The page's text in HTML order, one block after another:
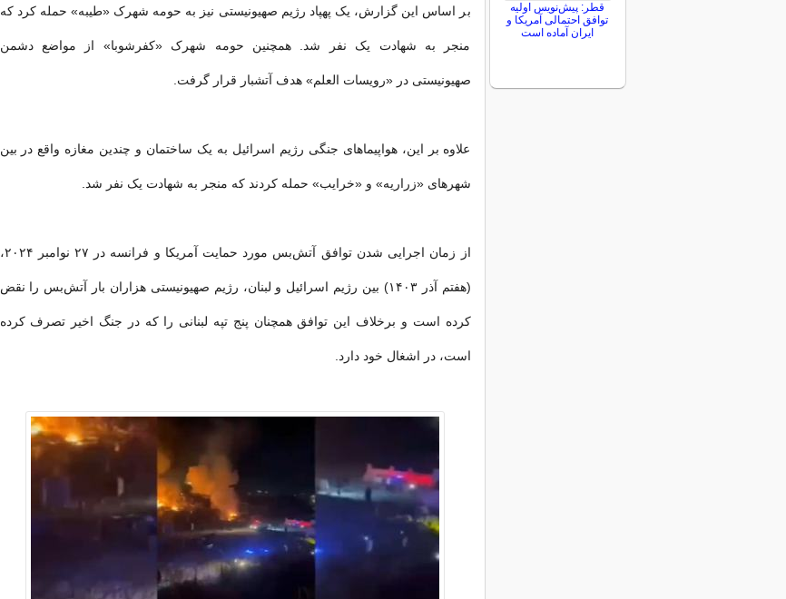
بر اساس این گزارش، یک پهپاد رژیم صهیونیستی نیز به حومه شهرک «طیبه» حمله کرد که
منجر به شهادت یک نفر شد. همچنین حومه شهرک «کفرشوبا» از مواضع دشمن
صهیونیستی در «رویسات العلم» هدف آتشبار قرار گرفت.
علاوه بر این، هواپیماهای جنگی رژیم اسرائیل به یک ساختمان و چندین مغازه واقع در بین
شهرهای «زراریه» و «خرایب» حمله کردند که منجر به شهادت یک نفر شد.
از زمان اجرایی شدن توافق آتش‌بس مورد حمایت آمریکا و فرانسه در ۲۷ نوامبر ۲۰۲۴،
(هفتم آذر ۱۴۰۳) بین رژیم اسرائیل و لبنان، رژیم صهیونیستی هزاران بار آتش‌بس را نقض
کرده است و برخلاف این توافق همچنان پنج تپه لبنانی را که در جنگ اخیر تصرف کرده
است، در اشغال خود دارد.
قطر: پیش‌نویس اولیه
توافق احتمالی آمریکا و
ایران آماده است